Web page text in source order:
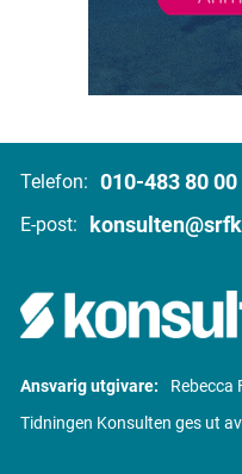
Telefon: 010-483 80 00
E-post:
Ansvarig utgivare:
Rebecca
Tidningen Konsulten ges ut